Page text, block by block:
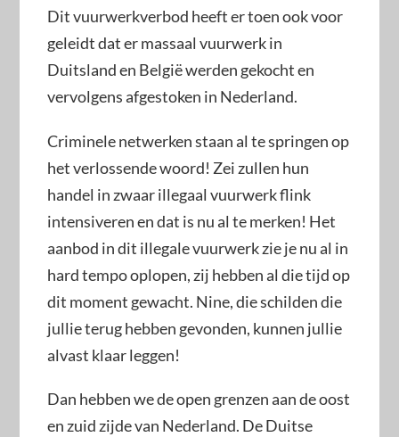
Dit vuurwerkverbod heeft er toen ook voor
geleidt dat er massaal vuurwerk in
Duitsland en België werden gekocht en
vervolgens afgestoken in Nederland.
Criminele netwerken staan al te springen op
het verlossende woord! Zei zullen hun
handel in zwaar illegaal vuurwerk flink
intensiveren en dat is nu al te merken! Het
aanbod in dit illegale vuurwerk zie je nu al in
hard tempo oplopen, zij hebben al die tijd op
dit moment gewacht. Nine, die schilden die
jullie terug hebben gevonden, kunnen jullie
alvast klaar leggen!
Dan hebben we de open grenzen aan de oost
en zuid zijde van Nederland. De Duitse